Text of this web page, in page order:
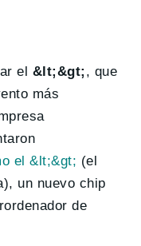
el &lt;&gt; , que
más
el &lt;&gt; (el
un nuevo chip
de